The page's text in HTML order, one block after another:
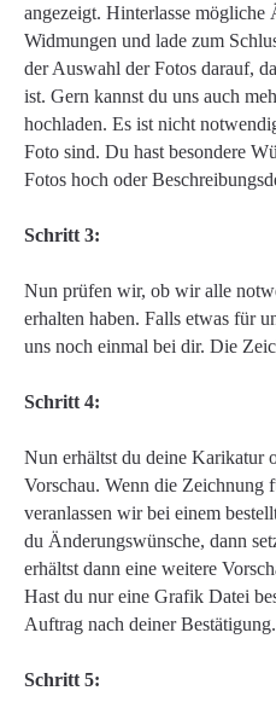
angezeigt. Hinterlasse mögliche
Widmungen und lade zum
der Auswahl der Fotos darauf,
ist. Gern kannst du uns auch
hochladen. Es ist nicht
Foto sind. Du hast besondere
Fotos hoch oder
Schritt 3:
Nun prüfen wir, ob wir alle
erhalten haben. Falls etwas für
uns noch einmal bei dir. Die
Schritt 4:
Nun erhältst du deine Karikatur
Vorschau. Wenn die Zeichnung
veranlassen wir bei einem
du Änderungswünsche, dann
erhältst dann eine weitere
Hast du nur eine Grafik Datei
Auftrag nach deiner Bestätigung.
Schritt 5: